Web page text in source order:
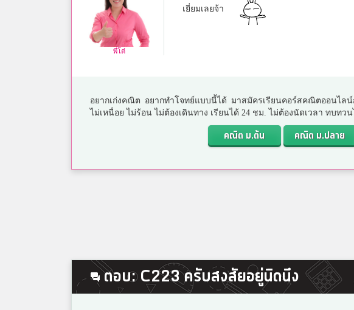
พี่โต๋
เยี่ยมเลยจ้า
อยากเก่งคณิต อยากทำโจทย์แบบนี้ได้ มาสมัครเรียนคอร์สคณิตออนไ
ไม่เหนื่อย ไม่ร้อน ไม่ต้องเดินทาง เรียนได้ 24 ชม. ไม่ต้องนัดเวลา ทบท
คณิต ม.ต้น คณิต ม.ปลาย
ตอบ: C223 ครับสงสัยอยู่นิดนึง